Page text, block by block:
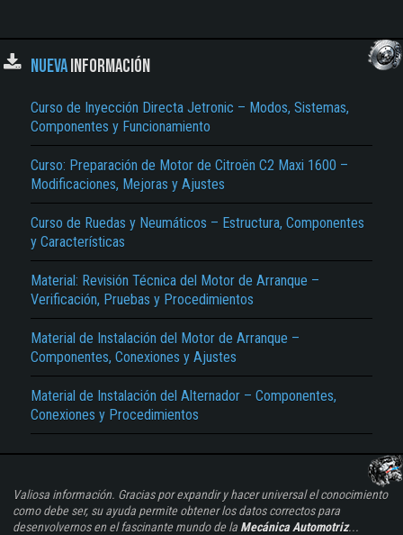
NUEVAINFORMACIÓN
Curso de Inyección Directa Jetronic – Modos, Sistemas,
Componentes y Funcionamiento
Curso: Preparación de Motor de Citroën C2 Maxi 1600 –
Modificaciones, Mejoras y Ajustes
Curso de Ruedas y Neumáticos – Estructura, Componentes
y Características
Material: Revisión Técnica del Motor de Arranque –
Verificación, Pruebas y Procedimientos
Material de Instalación del Motor de Arranque –
Componentes, Conexiones y Ajustes
Material de Instalación del Alternador – Componentes,
Conexiones y Procedimientos
Valiosa información. Gracias por expandir y hacer universal el conocimiento
como debe ser, su ayuda permite obtener los datos correctos para
desenvolvernos en el fascinante mundo de la Mecánica Automotriz...